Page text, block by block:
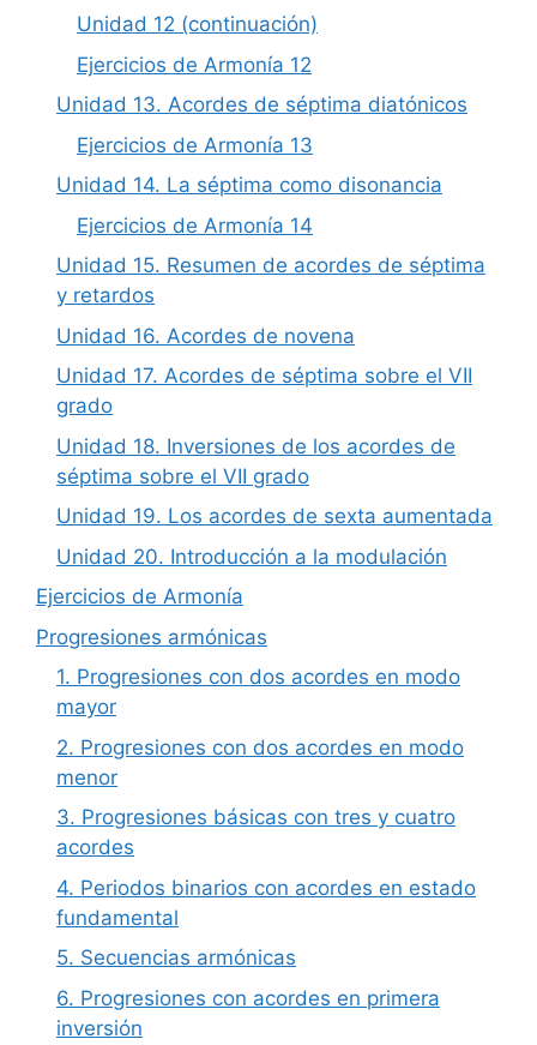
Unidad 12 (continuación)
Ejercicios de Armonía 12
Unidad 13. Acordes de séptima diatónicos
Ejercicios de Armonía 13
Unidad 14. La séptima como disonancia
Ejercicios de Armonía 14
Unidad 15. Resumen de acordes de séptima
y retardos
Unidad 16. Acordes de novena
Unidad 17. Acordes de séptima sobre el VII
grado
Unidad 18. Inversiones de los acordes de
séptima sobre el VII grado
Unidad 19. Los acordes de sexta aumentada
Unidad 20. Introducción a la modulación
Ejercicios de Armonía
Progresiones armónicas
1. Progresiones con dos acordes en modo
mayor
2. Progresiones con dos acordes en modo
menor
3. Progresiones básicas con tres y cuatro
acordes
4. Periodos binarios con acordes en estado
fundamental
5. Secuencias armónicas
6. Progresiones con acordes en primera
inversión